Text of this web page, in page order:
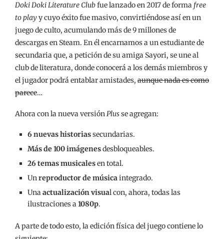
Doki Doki Literature Clubfue lanzado en 2017 de forma free
to playy cuyo éxito fue masivo, convirtiéndose así en un
juego de culto, acumulando más de 9 millones de
descargas en Steam. En él encarnamos a un estudiante de
secundaria que, a petición de su amiga Sayori, se une al
club de literatura, donde conocerá a los demás miembros y
el jugador podrá entablar amistades, aunque nada es como
parece…
Ahora con la nueva versiónPlusse agregan:
6 nuevas historiassecundarias.
Más de 100 imágenesdesbloqueables.
26 temas musicalesen total.
Unreproductor de músicaintegrado.
Unaactualización visual con, ahora, todas las
ilustraciones a1080p.
A parte de todo esto, la edición física del juego contiene lo